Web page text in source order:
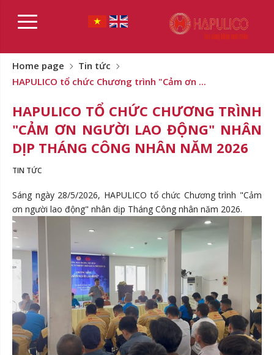
Home page
Tin tức
HAPULICO tổ chức Chương trình "Cảm ơn ...
HAPULICO TỔ CHỨC CHƯƠNG TRÌNH
"CẢM ƠN NGƯỜI LAO ĐỘNG" NHÂN
DỊP THÁNG CÔNG NHÂN NĂM 2026
TIN TỨC
Sáng ngày 28/5/2026, HAPULICO tổ chức Chương trình "Cảm
ơn người lao động" nhân dịp Tháng Công nhân năm 2026.